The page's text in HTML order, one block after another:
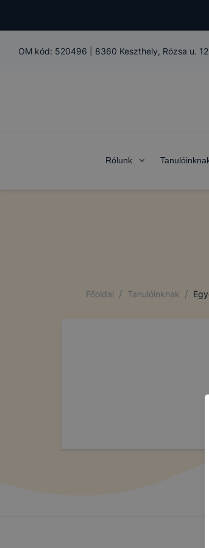
OM kód: 520496 8360 Keszthely, Rózsa u.
Rólunk
Főoldal / Tanulóinknak /